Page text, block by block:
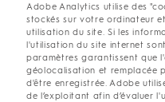
Adobe Analytics utilise des
stockés sur votre ordinateur
utilisation du site. Si les
l'utilisation du site internet
paramètres garantissent que
géolocalisation et remplacée
d'être enregistrée. Adobe
de l’exploitant afin d’évaluer